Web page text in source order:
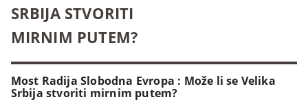
SRBIJA STVORITI
MIRNIM PUTEM?
Most Radija Slobodna Evropa : Može li se Velika
Srbija stvoriti mirnim putem?